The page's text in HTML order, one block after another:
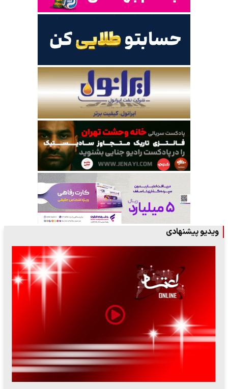
ویدیو پیشنهادی